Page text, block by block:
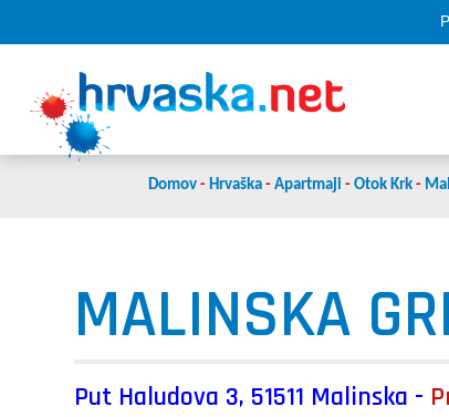
Domov - Hrvaška - Apartmaji - Otok Krk -
MALINSKA
Put Haludova 3, 51511 Malinska -